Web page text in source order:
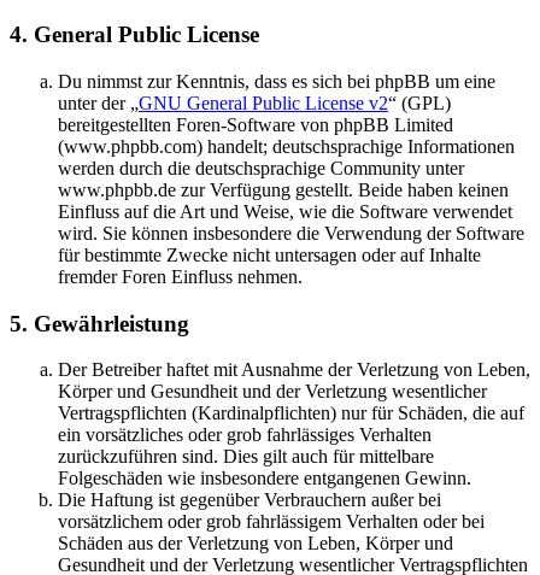
4. General Public License
Du nimmst zur Kenntnis, dass es sich bei phpBB um eine
unter der „GNU General Public License v2“ (GPL)
bereitgestellten Foren-Software von phpBB Limited
(www.phpbb.com) handelt; deutschsprachige Informationen
werden durch die deutschsprachige Community unter
www.phpbb.de zur Verfügung gestellt. Beide haben keinen
Einfluss auf die Art und Weise, wie die Software verwendet
wird. Sie können insbesondere die Verwendung der Software
für bestimmte Zwecke nicht untersagen oder auf Inhalte
fremder Foren Einfluss nehmen.
5. Gewährleistung
Der Betreiber haftet mit Ausnahme der Verletzung von Leben,
Körper und Gesundheit und der Verletzung wesentlicher
Vertragspflichten (Kardinalpflichten) nur für Schäden, die auf
ein vorsätzliches oder grob fahrlässiges Verhalten
zurückzuführen sind. Dies gilt auch für mittelbare
Folgeschäden wie insbesondere entgangenen Gewinn.
Die Haftung ist gegenüber Verbrauchern außer bei
vorsätzlichem oder grob fahrlässigem Verhalten oder bei
Schäden aus der Verletzung von Leben, Körper und
Gesundheit und der Verletzung wesentlicher Vertragspflichten